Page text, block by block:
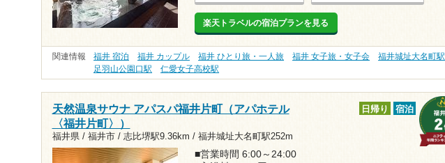
楽天トラベルの宿泊プランを見る
関連情報 福井 宿泊 福井 カップル 福井 ひとり旅・一人旅 福井 女子旅・女子会 福井城址大名町駅
足羽山公園口駅
仁愛女子高校駅
天然温泉サウナ アパスパ福井片町（アパホテル
〈福井片町〉）
福井県 / 福井市 / 志比堺駅9.36km / 福井城址大名町駅252m
日帰り 宿泊
■営業時間 6:00～24:00